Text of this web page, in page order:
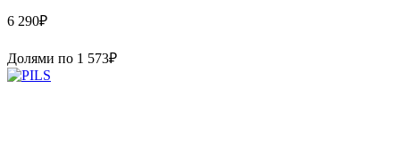
6 290₽
Долями по 1 573₽